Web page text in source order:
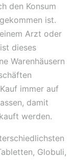
den Konsum
ist.
Arzt oder
dieses
Warenhäusern
immer auf
damit
werden.
Globuli,